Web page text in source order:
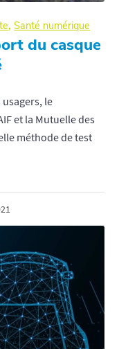
,Santé numérique
du casque
le
et la Mutuelle des
méthode de test